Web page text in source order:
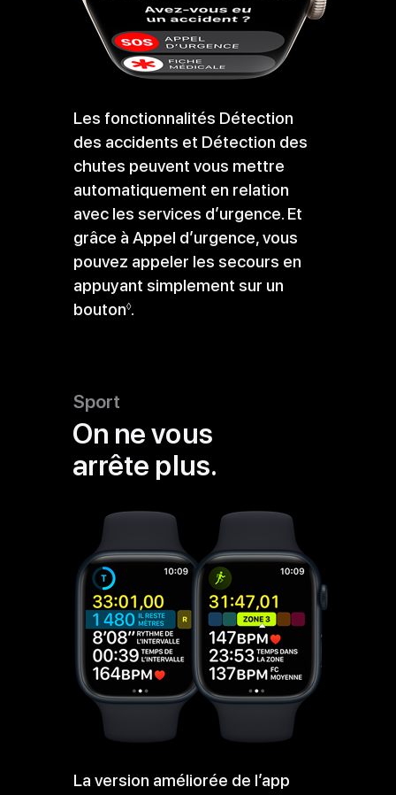
Les fonctionnalités Détection
des accidents et Détection des
chutes peuvent vous mettre
automatiquement en relation
avec les services d’urgence. Et
grâce à Appel d’urgence, vous
pouvez appeler les secours en
appuyant simplement sur un
bouton◊Voir
.
Sport
On ne vous
arrête plus.
La version améliorée de l’app